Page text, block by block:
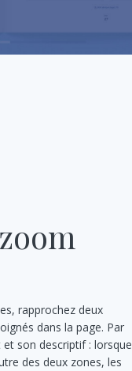
rapprochez deux
dans la page. Par
son descriptif : lorsque
des deux zones, les